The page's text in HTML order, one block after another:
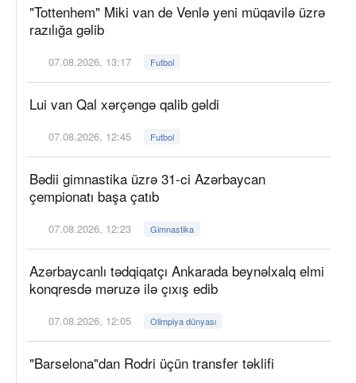
"Tottenhem" Miki van de Venlə yeni müqavilə üzrə
razılığa gəlib
07.08.2026, 13:17 Futbol
Lui van Qal xərçəngə qalib gəldi
07.08.2026, 12:45 Futbol
Bədii gimnastika üzrə 31-ci Azərbaycan
çempionatı başa çatıb
07.08.2026, 12:23 Gimnastika
Azərbaycanlı tədqiqatçı Ankarada beynəlxalq elmi
konqresdə məruzə ilə çıxış edib
07.08.2026, 12:05 Olimpiya dünyası
"Barselona"dan Rodri üçün transfer təklifi